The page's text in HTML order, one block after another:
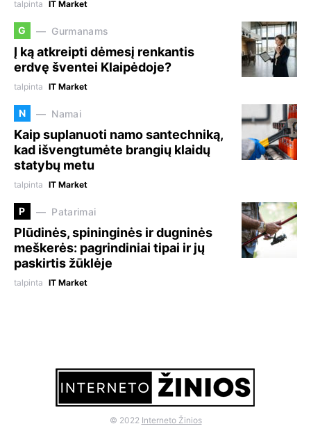
talpinta IT Market
G Gurmanams
Į ką atkreipti dėmesį renkantis
erdvę šventei Klaipėdoje?
talpinta IT Market
N Namai
Kaip suplanuoti namo santechniką,
kad išvengtumėte brangių klaidų
statybų metu
talpinta IT Market
P Patarimai
Plūdinės, spininginės ir dugninės
meškerės: pagrindiniai tipai ir jų
paskirtis žūklėje
talpinta IT Market
© 2022 Interneto Žinios